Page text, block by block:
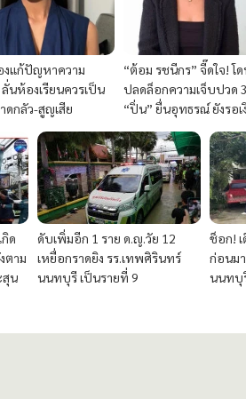
งแก้ปัญหาความ
นห้องเรียนควรเป็น
ดกลัว-สูญเสีย
“ต้อม รชนีกร” จี๊ดใจ!
ปลดล็อกความเจ็บปวด
“ปิ่น” ยื่นอุทธรณ์ ยังรอ
ด
ตาม
สุน
ดับเพิ่มอีก 1 ราย ด.ญ.วัย 12
เหยื่อกราดยิง รร.เทพศิรินทร์
นนทบุรี เป็นรายที่ 9
ช็อก!
ก่อนม
นนทบุ